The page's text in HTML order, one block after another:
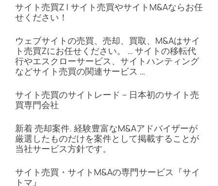
サイト売買Z | サイト売買やサイトM&Aならお任
せください！
ウェブサイトの売買、売却、買取、M&Aはサイ
ト売買Zにお任せください。 … サイトの移転代
行やエスクローサービス、サイトハンティング
などサイト売買の関連サービス …
サイト売買のサイトレード – 日本初のサイト売
買専門会社
新着 売却案件. 経験豊富なM&Aアドバイザーが
厳選したものだけを案件として掲載することが
当社サービス方針です。
サイト売買・サイトM&Aの専門サービス『サイ
トマ』